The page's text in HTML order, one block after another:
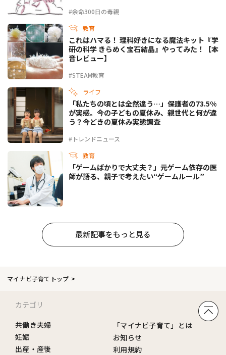
#余命300日の毒親
教育
#STEAM教育
これはハマる！ 理科好きになる魔法キット『学
研の科学 きらめく宝石結晶』やってみた！【本
音レビュー】
ライフ
#トレンドニュース
「私たちの頃とは全然違う…」保護者の73.5%
が実感。今の子どもの夏休み、親世代と何が違
う？今どきの夏休み実態調査
教育
「ゲームばかりで大丈夫？」元ゲーム依存の医
師が語る、親子で考えたい“ゲームルール”
最新記事をもっと見る
マイナビ子育てトップ
カテゴリ
共働き夫婦
妊娠
出産・産後
「マイナビ子育て」とは
お知らせ
利用規約